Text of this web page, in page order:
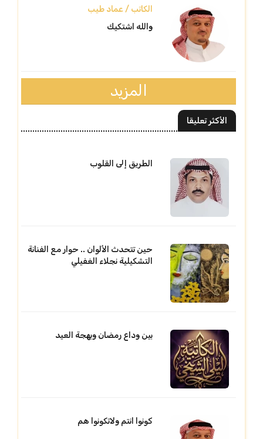
الكاتب / عماد طيب
والله اشتكيك
المزيد
الأكثر تعليقا
الطريق إلى القلوب
حين تتحدث الألوان .. حوار مع الفنانة
التشكيلية نجلاء الغفيلي
بين وداع رمضان وبهجة العيد
كونوا انتم ولاتكونوا هم